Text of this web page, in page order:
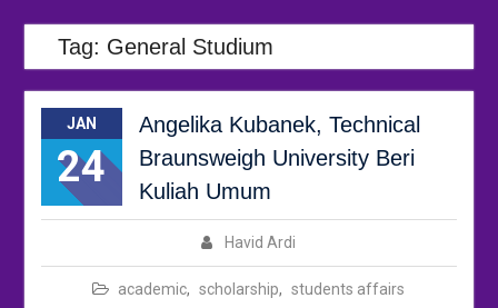
Tag: General Studium
JAN
24
Angelika Kubanek, Technical
Braunsweigh University Beri
Kuliah Umum
Havid Ardi
academic, scholarship, students affairs